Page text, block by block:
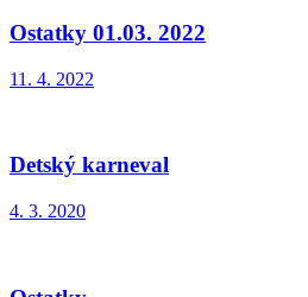
Ostatky 01.03. 2022
11. 4. 2022
Detský karneval
4. 3. 2020